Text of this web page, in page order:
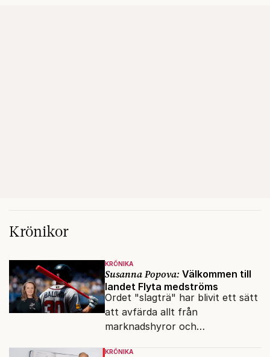
Krönikor
KRÖNIKA
Susanna Popova: Välkommen till
landet Flyta medströms
Ordet "slagträ" har blivit ett sätt
att avfärda allt från
marknadshyror och
KRÖNIKA